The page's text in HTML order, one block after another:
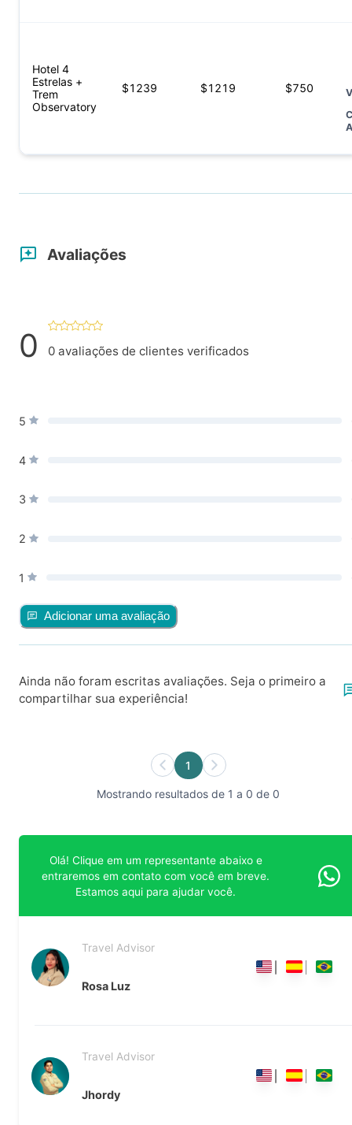
Hotel 4
Estrelas +
Trem
Observatory
$1239 $1219 $750
Avaliações
0 0 avaliações de clientes verificados
5
4
3
2
1
Adicionar uma avaliação
Ainda não foram escritas avaliações. Seja o primeiro a
compartilhar sua experiência!
1
Mostrando resultados de 1 a 0 de 0
Olá! Clique em um representante abaixo e
entraremos em contato com você em breve.
Estamos aqui para ajudar você.
Travel Advisor
Rosa Luz
Travel Advisor
Jhordy